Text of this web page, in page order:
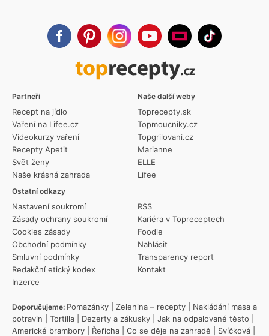
Partneři
Recept na jídlo
Vaření na Lifee.cz
Videokurzy vaření
Recepty Apetit
Svět ženy
Naše krásná zahrada
Ostatní odkazy
Nastavení soukromí
Zásady ochrany soukromí
Cookies zásady
Obchodní podmínky
Smluvní podmínky
Redakční etický kodex
Inzerce
RSS
Kariéra v Topreceptech
Foodie
Nahlásit
Transparency report
Kontakt
Naše další weby
Toprecepty.sk
Topmoucniky.cz
Topgrilovani.cz
Marianne
ELLE
Lifee
Doporučujeme: Pomazánky Zelenina – recepty
Nakládání masa a
potravin
Tortilla Dezerty a zákusky Jak na odpalované těsto
Americké brambory
Řeřicha Co se děje na zahradě Svíčková